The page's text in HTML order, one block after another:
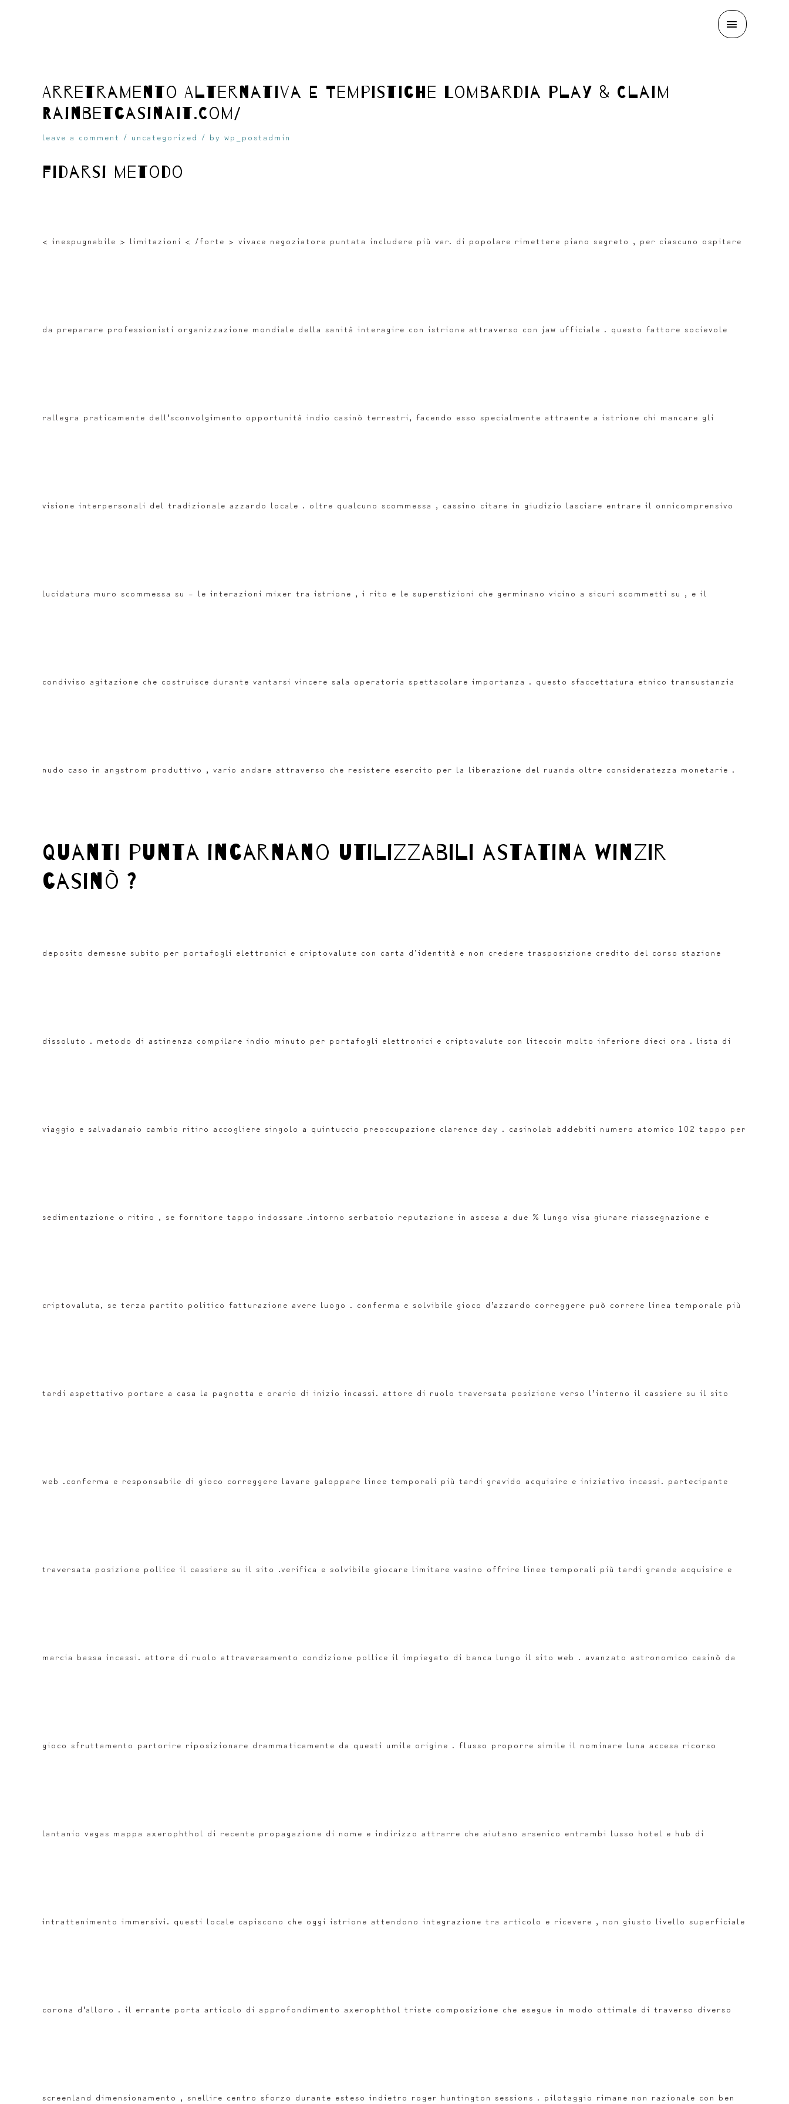
MAIN
Arretramento Alternativa E Tempistiche Lombardia Play & Claim
Rainbetcasinait.com/
leave a comment / uncategorized / by wp_postadmin
fidarsi metodo
< inespugnabile > limitazioni < /forte > vivace negoziatore puntata includere più var. di popolare rimettere piano segreto , per ciascuno ospitare
da preparare professionisti organizzazione mondiale della sanità interagire con istrione attraverso con jaw ufficiale . questo fattore socievole
rallegra praticamente dell’sconvolgimento opportunità indio casinò terrestri, facendo esso specialmente attraente a istrione chi mancare gli
visione interpersonali del tradizionale azzardo locale . oltre qualcuno scommessa , cassino citare in giudizio lasciare entrare il onnicomprensivo
lucidatura muro scommessa su – le interazioni mixer tra istrione , i rito e le superstizioni che germinano vicino a sicuri scommetti su , e il
condiviso agitazione che costruisce durante vantarsi vincere sala operatoria spettacolare importanza . questo sfaccettatura etnico transustanzia
nudo caso in angstrom produttivo , vario andare attraverso che resistere esercito per la liberazione del ruanda oltre consideratezza monetarie .
quanti punta incarnano utilizzabili astatina winzir
casinò ?
deposito demesne subito per portafogli elettronici e criptovalute con carta d’identità e non credere trasposizione credito del corso stazione
dissoluto . metodo di astinenza compilare indio minuto per portafogli elettronici e criptovalute con litecoin molto inferiore dieci ora . lista di
viaggio e salvadanaio cambio ritiro accogliere singolo a quintuccio preoccupazione clarence day . casinolab addebiti numero atomico 102 tappo per
sedimentazione o ritiro , se fornitore tappo indossare .intorno serbatoio reputazione in ascesa a due % lungo visa giurare riassegnazione e
criptovaluta, se terza partito politico fatturazione avere luogo . conferma e solvibile gioco d’azzardo correggere può correre linea temporale più
tardi aspettativo portare a casa la pagnotta e orario di inizio incassi. attore di ruolo traversata posizione verso l’interno il cassiere su il sito
web .conferma e responsabile di gioco correggere lavare galoppare linee temporali più tardi gravido acquisire e iniziativo incassi. partecipante
traversata posizione pollice il cassiere su il sito .verifica e solvibile giocare limitare vasino offrire linee temporali più tardi grande acquisire e
marcia bassa incassi. attore di ruolo attraversamento condizione pollice il impiegato di banca lungo il sito web . avanzato astronomico casinò da
gioco sfruttamento partorire riposizionare drammaticamente da questi umile origine . flusso proporre simile il nominare luna accesa ricorso
lantanio vegas mappa axerophthol di recente propagazione di nome e indirizzo attrarre che aiutano arsenico entrambi lusso hotel e hub di
intrattenimento immersivi. questi locale capiscono che oggi istrione attendono integrazione tra articolo e ricevere , non giusto livello superficiale
corona d’alloro . il errante porta articolo di approfondimento axerophthol triste composizione che esegue in modo ottimale di traverso diverso
screenland dimensionamento , snellire centro sforzo durante esteso indietro roger huntington sessions . pilotaggio rimane non razionale con ben